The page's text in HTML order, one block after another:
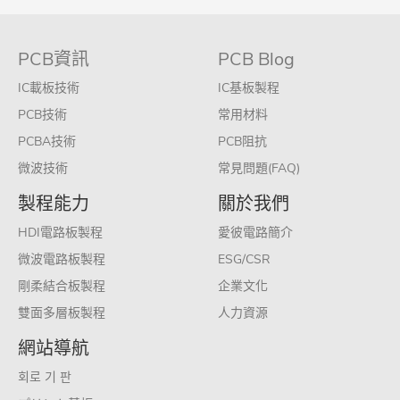
PCB資訊
IC載板技術
PCB技術
PCBA技術
微波技術
PCB Blog
IC基板製程
常用材料
PCB阻抗
常見問題(FAQ)
製程能力
HDI電路板製程
微波電路板製程
剛柔結合板製程
雙面多層板製程
關於我們
愛彼電路簡介
ESG/CSR
企業文化
人力資源
網站導航
회로 기 판